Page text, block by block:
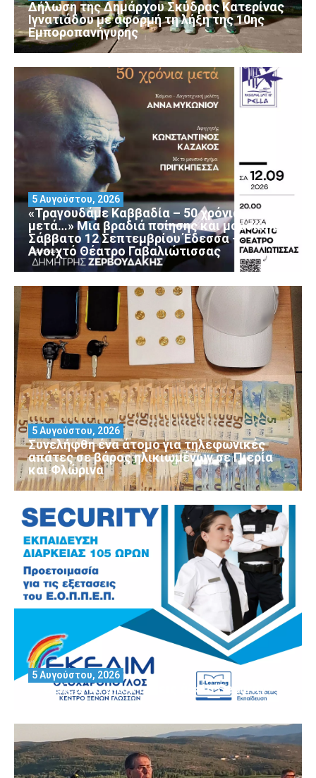
Δήλωση της Δημάρχου Σκύδρας Κατερίνας
Ιγνατιάδου με αφορμή τη λήξη της 10ης
Εμποροπανήγυρης
«Τραγουδάμε Καββαδία – 50 χρόνια
μετά…» Μια βραδιά ποίησης και μουσικής
Σάββατο 12 Σεπτεμβρίου Έδεσσα –
Ανοιχτό Θέατρο Γαβαλιώτισσας
5 Αυγούστου, 2026
Συνελήφθη ένα άτομο για τηλεφωνικές
απάτες σε βάρος ηλικιωμένων σε Πιερία
και Φλώρινα
5 Αυγούστου, 2026
Θέλεις να αποκτήσεις άδεια Security?
5 Αυγούστου, 2026